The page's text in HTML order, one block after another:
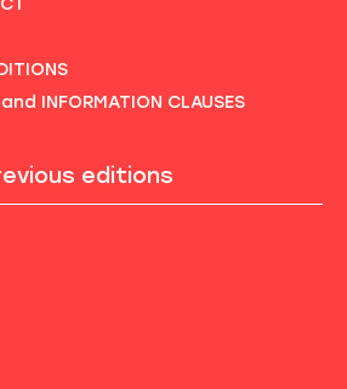
INFORMATION CLAUSES
editions